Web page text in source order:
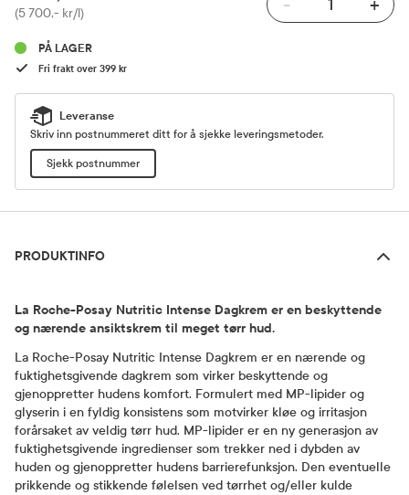
Pris
(5 700,- kr/l) - +
PÅ LAGER
Fri frakt over 399 kr
Leveranse
Skriv inn postnummeret ditt for å sjekke leveringsmetoder.
Sjekk postnummer
PRODUKTINFO
La Roche-Posay Nutritic Intense Dagkrem er en beskyttende
og nærende ansiktskrem til meget tørr hud.
La Roche-Posay Nutritic Intense Dagkrem er en nærende og
fuktighetsgivende dagkrem som virker beskyttende og
gjenoppretter hudens komfort. Formulert med MP-lipider og
glyserin i en fyldig konsistens som motvirker kløe og irritasjon
forårsaket av veldig tørr hud. MP-lipider er en ny generasjon av
fuktighetsgivende ingredienser som trekker ned i dybden av
huden og gjenoppretter hudens barrierefunksjon. Den eventuelle
prikkende og stikkende følelsen ved tørrhet og/eller kulde